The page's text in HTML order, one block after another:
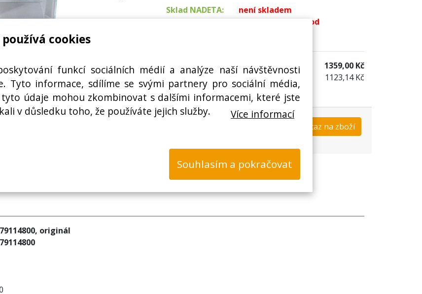
cookies
funkcí sociálních médií a analýze naší návštěvnosti
Tyto informace, sdílíme se svými partnery pro sociální média,
údaje mohou zkombinovat s dalšími informacemi, které jste
v důsledku toho, že používáte jejich služby.
Více informací
Souhlasím a pokračovat
979114800
Sklad NADETA:
není skladem
k dispozici do 48 hod
Cena s DPH:
1359,00 Kč
Cena bez DPH:
1123,14 Kč
Dotaz na zboží
originál